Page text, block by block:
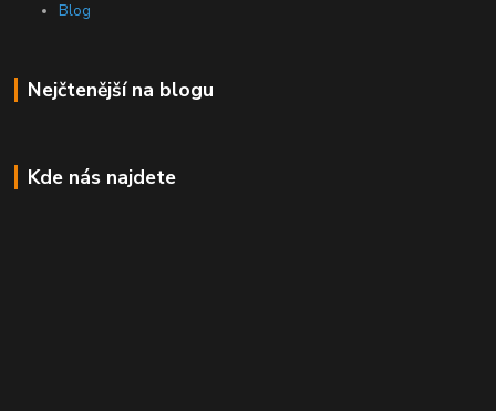
Blog
Nejčtenější na blogu
Kde nás najdete